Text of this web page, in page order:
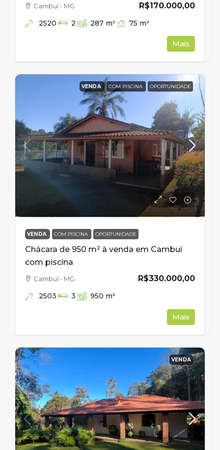
R$170.000,00
Cambuí - MG
2520 2 287 m² 75 m²
Mais
VENDA COM PISCINA OPORTUNIDADE
VENDA COM PISCINA OPORTUNIDADE
Chácara de 950 m² à venda em Cambuí
com piscina
R$330.000,00
Cambuí - MG
2503 3 950 m²
Mais
VENDA